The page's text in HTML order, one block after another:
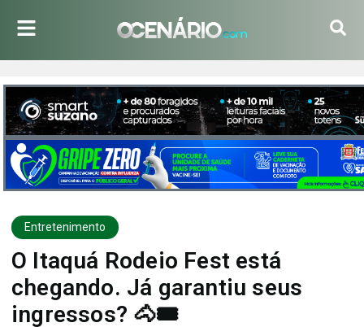
Entretenimento
O Itaquá Rodeio Fest está
chegando. Já garantiu seus
ingressos? 🐴🎟️